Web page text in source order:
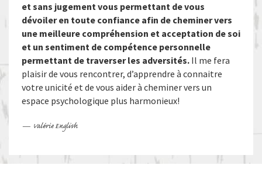
et sans jugement vous permettant de vous
dévoiler en toute confiance afin de cheminer vers
une meilleure compréhension et acceptation de soi
et un sentiment de compétence personnelle
permettant de traverser les adversités.Il me fera
plaisir de vous rencontrer, d’apprendre à connaitre
votre unicité et de vous aider à cheminer vers un
espace psychologique plus harmonieux!
— Valérie English